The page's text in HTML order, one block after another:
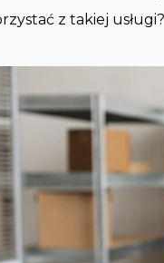
z takiej usługi?